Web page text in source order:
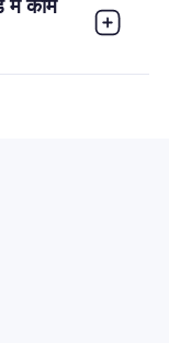
में काम